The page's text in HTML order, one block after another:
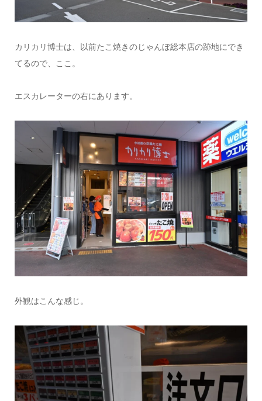
カリカリ博士は、以前たこ焼きのじゃんぼ総本店の跡地にでき
てるので、ここ。
エスカレーターの右にあります。
外観はこんな感じ。